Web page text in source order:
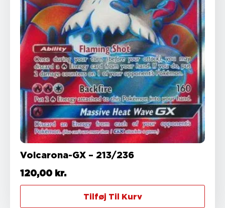
Volcarona-GX – 213/236
120,00 kr.
Tilføj Til Kurv